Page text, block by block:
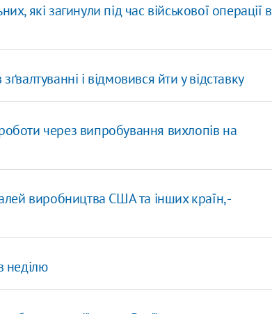
які загинули під час військової операції в
і відмовився йти у відставку
через випробування вихлопів на
виробництва США та інших країн, -
неділю